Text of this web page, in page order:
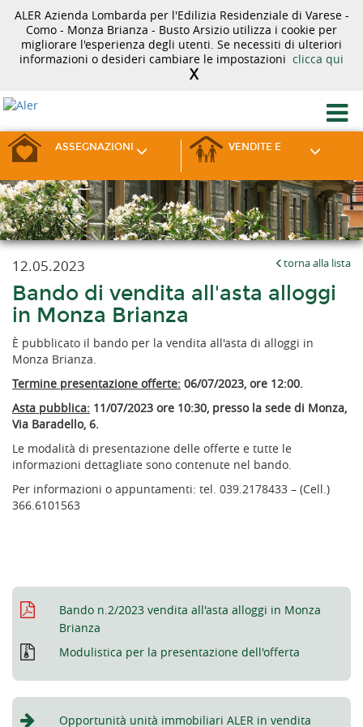
ALER Azienda Lombarda per l'Edilizia Residenziale di Varese -
Como - Monza Brianza - Busto Arsizio utilizza i cookie per
migliorare l'esperienza degli utenti. Se necessiti di ulteriori
informazioni o desideri cambiare le impostazioni clicca qui
X
ASSEGNAZIONI VENDITE E
12.05.2023 torna alla lista
Bando di vendita all'asta alloggi
in Monza Brianza
È pubblicato il bando per la vendita all'asta di alloggi in
Monza Brianza.
Termine presentazione offerte: 06/07/2023, ore 12:00.
Asta pubblica: 11/07/2023 ore 10:30, presso la sede di Monza,
Via Baradello, 6.
Le modalità di presentazione delle offerte e tutte le
informazioni dettagliate sono contenute nel bando.
Per informazioni o appuntamenti: tel. 039.2178433 – (Cell.)
366.6101563
Bando n.2/2023 vendita all'asta alloggi in Monza
Brianza
Modulistica per la presentazione dell'offerta
Opportunità unità immobiliari ALER in vendita